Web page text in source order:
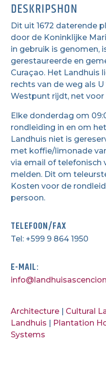
DESKRIPSHON
Dit uit 1672 daterende
door de Koninklijke
in gebruik is genomen,
gerestaureerde en
Curaçao. Het Landhuis
rechts van de weg als
Westpunt rijdt, net
Elke donderdag om
rondleiding in en om
Landhuis niet is
met koffie/limonade
via email of telefonisch
melden. Dit om
Kosten voor de
persoon.
TELEFOON/FAX
Tel: +599 9 864 1950
E-MAIL:
Architecture | Cultural
Landhuis | Plantation
Systems